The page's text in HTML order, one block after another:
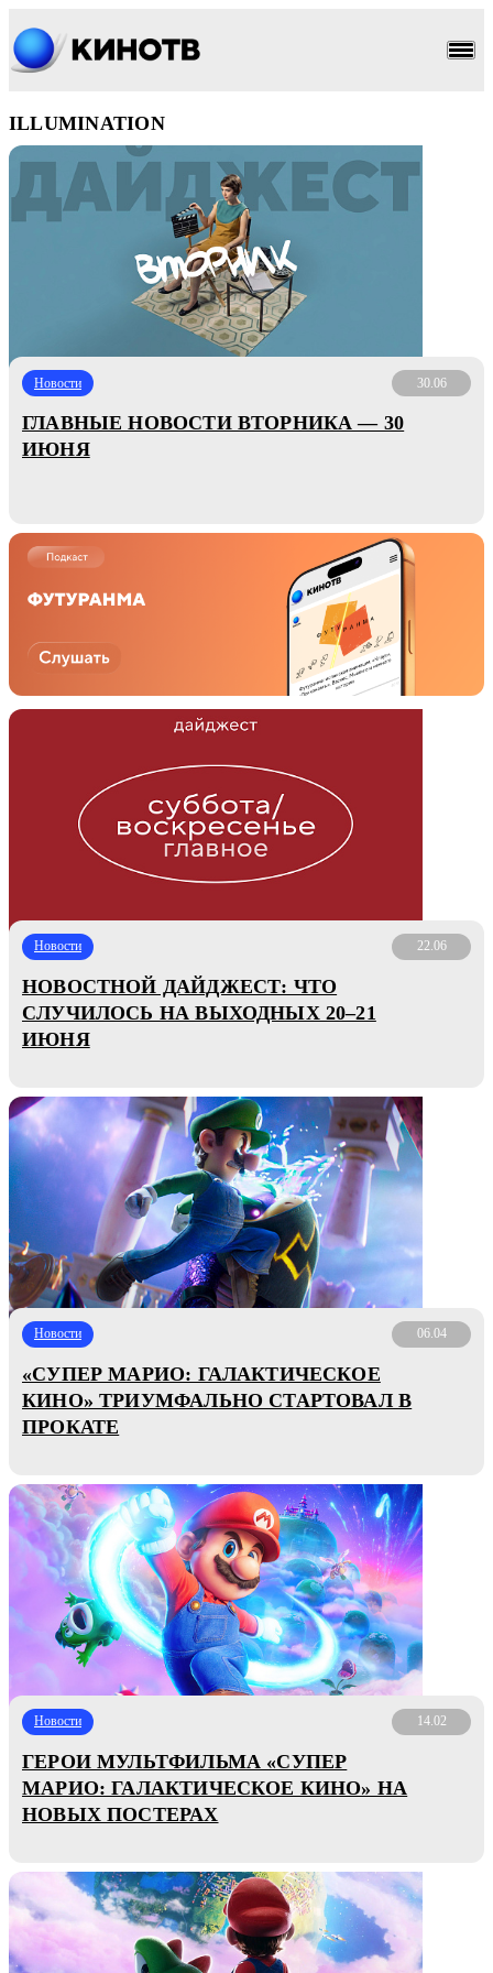
ILLUMINATION
Новости 30.06
ГЛАВНЫЕ НОВОСТИ ВТОРНИКА — 30
ИЮНЯ
Новости 22.06
НОВОСТНОЙ ДАЙДЖЕСТ: ЧТО
СЛУЧИЛОСЬ НА ВЫХОДНЫХ 20–21
ИЮНЯ
Новости 06.04
«СУПЕР МАРИО: ГАЛАКТИЧЕСКОЕ
КИНО» ТРИУМФАЛЬНО СТАРТОВАЛ В
ПРОКАТЕ
Новости 14.02
ГЕРОИ МУЛЬТФИЛЬМА «СУПЕР
МАРИО: ГАЛАКТИЧЕСКОЕ КИНО» НА
НОВЫХ ПОСТЕРАХ